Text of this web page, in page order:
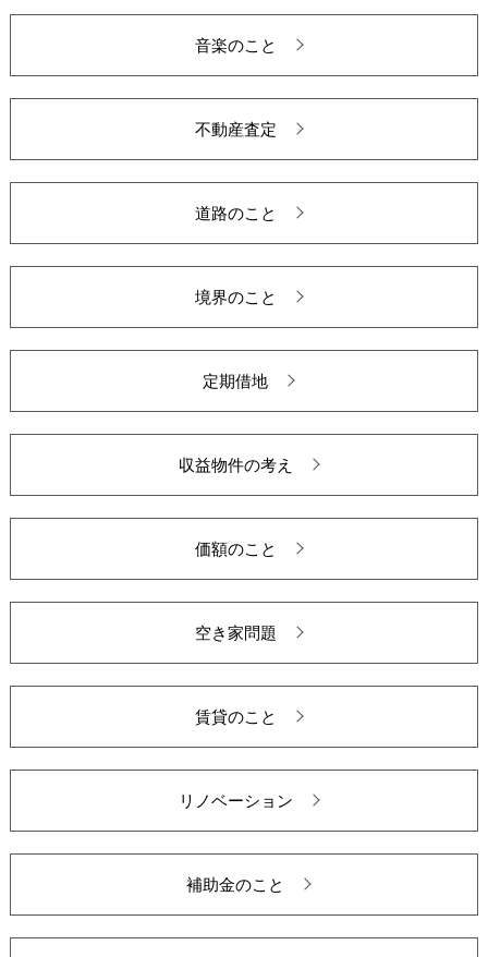
音楽のこと
不動産査定
道路のこと
境界のこと
定期借地
収益物件の考え
価額のこと
空き家問題
賃貸のこと
リノベーション
補助金のこと